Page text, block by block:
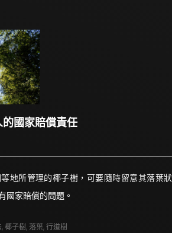
國家賠償責任
地所管理的椰子樹，可要隨時留意其落葉狀
國家賠償的問題。
,椰子樹,落葉,行道樹